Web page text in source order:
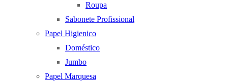
Roupa
Sabonete Profissional
Papel Higienico
Doméstico
Jumbo
Papel Marquesa